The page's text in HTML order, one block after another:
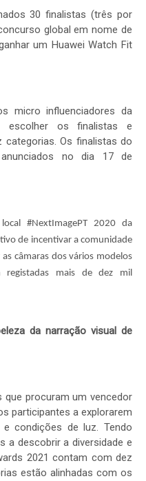
30 finalistas (três por
global em nome de
um Huawei Watch Fit
micro influenciadores da
escolher os finalistas e
categorias. Os finalistas do
no dia 17 de
#NextImagePT 2020 da
de incentivar a comunidade
câmaras dos vários modelos
registadas mais de dez mil
da narração visual de
procuram um vencedor
participantes a explorarem
condições de luz. Tendo
a descobrir a diversidade e
2021 contam com dez
estão alinhadas com os